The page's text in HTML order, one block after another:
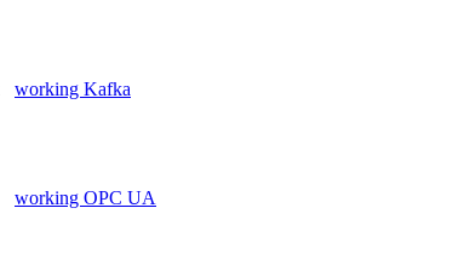
working Kafka
working OPC UA